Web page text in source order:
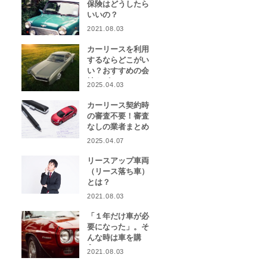
保険はどうしたら
いいの？
2021.08.03
カーリースを利用
するならどこがい
い？おすすめの会
社をピックアッ
2025.04.03
カーリース契約時
の審査不要！審査
なしの業者まとめ
2025.04.07
リースアップ車両
（リース落ち車）
とは？
2021.08.03
「１年だけ車が必
要になった」。そ
んな時は車を購
入？カーリース？
2021.08.03